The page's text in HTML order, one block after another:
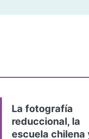
La fotografía
reduccional, la
escuela chilena